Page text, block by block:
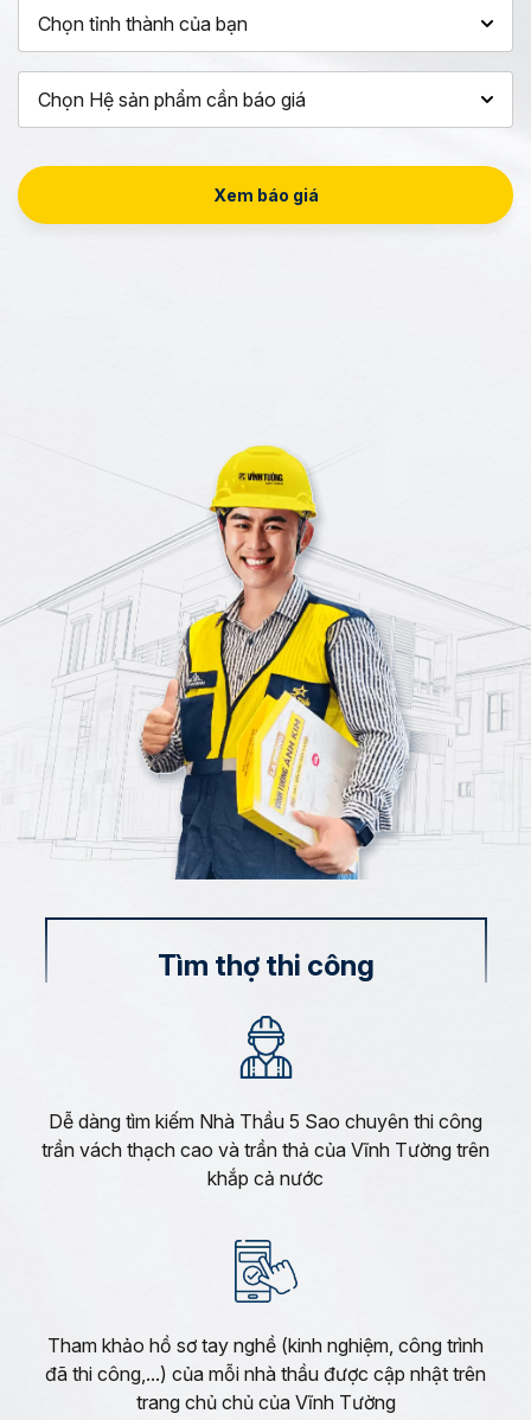
Tìm thợ thi công
Dễ dàng tìm kiếm Nhà Thầu 5 Sao chuyên thi công
trần vách thạch cao và trần thả của Vĩnh Tường trên
khắp cả nước
Tham khảo hồ sơ tay nghề (kinh nghiệm, công trình
đã thi công,...) của mỗi nhà thầu được cập nhật trên
trang chủ chủ của Vĩnh Tường